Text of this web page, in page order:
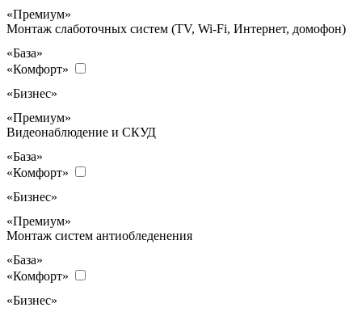
«Премиум»
Монтаж слаботочных систем (TV, Wi-Fi, Интернет, домофон)
«База»
«Комфорт»
«Бизнес»
«Премиум»
Видеонаблюдение и СКУД
«База»
«Комфорт»
«Бизнес»
«Премиум»
Монтаж систем антиобледенения
«База»
«Комфорт»
«Бизнес»